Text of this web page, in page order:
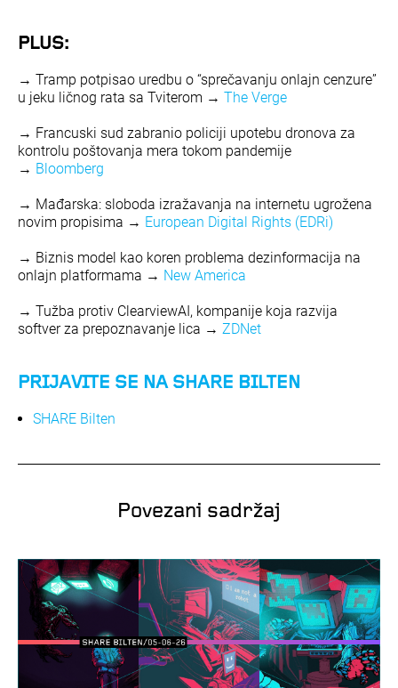
PLUS:
→ Tramp potpisao uredbu o “sprečavanju onlajn cenzure”
u jeku ličnog rata sa Tviterom → The Verge
→ Francuski sud zabranio policiji upotebu dronova za
kontrolu poštovanja mera tokom pandemije
→ Bloomberg
→ Mađarska: sloboda izražavanja na internetu ugrožena
novim propisima → European Digital Rights (EDRi)
→ Biznis model kao koren problema dezinformacija na
onlajn platformama → New America
→ Tužba protiv ClearviewAI, kompanije koja razvija
softver za prepoznavanje lica → ZDNet
PRIJAVITE SE NA SHARE BILTEN
SHARE Bilten
Povezani sadržaj